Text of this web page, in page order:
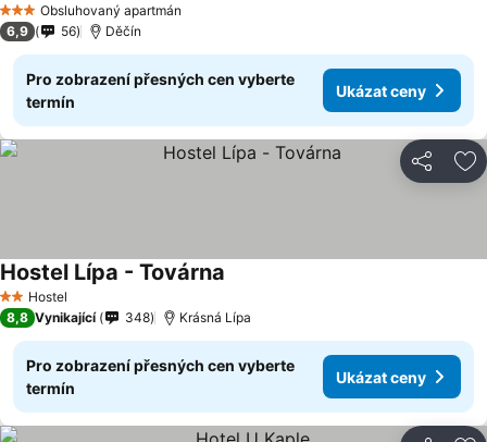
3 Počet hvězdiček
Obsluhovaný apartmán
Ukázat ceny
6,9 56 Děčín
Pro zobrazení přesných cen vyberte
termín
Ukázat ceny
Sdílet
2 Počet hvězdiček
Hostel
Hostel Lípa - Továrna
8,8 Vynikající 348 Krásná Lípa
Pro zobrazení přesných cen vyberte
termín
Ukázat ceny